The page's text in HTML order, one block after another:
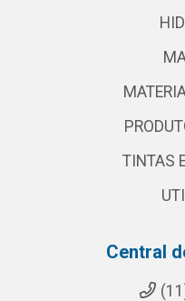
TINTAS
Central